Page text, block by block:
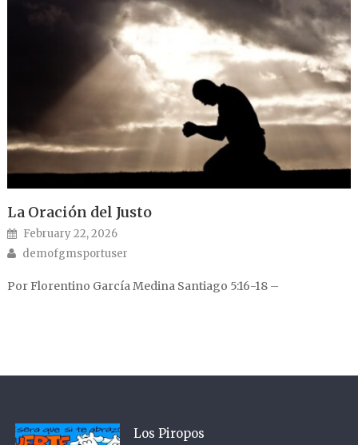
La Oración del Justo
Posted on
February 22, 2026
Author
demofgmsportuser
Por Florentino García Medina Santiago 5:16-18 –
Los Piropos